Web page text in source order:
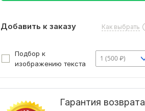
Добавить к заказу Как выбрать
Подбор к
изображению текста
1 (500 ₽)
Гарантия возврата